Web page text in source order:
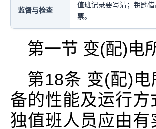
监督与检查
值班记录要写清；钥匙
票。
第一节 变(配)电
第18条 变(配)
备的性能及运行
独值班人员应由